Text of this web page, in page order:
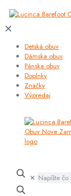
✕
Detská obuv
Dámska obuv
Pánska obuv
Doplnky
Značky
Výpredaj
✕